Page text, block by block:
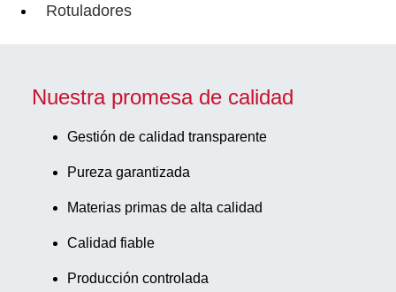
Rotuladores
Nuestra promesa de calidad
Gestión de calidad transparente
Pureza garantizada
Materias primas de alta calidad
Calidad fiable
Producción controlada